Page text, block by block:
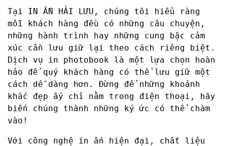
Tại IN ẤN HẢI LƯU, chúng tôi hiểu ràng
mỗi khách hàng đều có những câu chuyện,
những hành trình hay những cung bậc cảm
xúc cần lưu giữ lại theo cách riêng biệt.
Dịch vụ in photobook là một lựa chọn hoàn
hảo để quý khách hàng có thể lưu giữ một
cách dễ dàng hơn. Đừng để những khoảnh
khắc đẹp ấy chỉ nằm trong điện thoại, hãy
biến chúng thành những ký ức có thể chàm
vào!
Với công nghệ in ấn hiện đại, chất liệu